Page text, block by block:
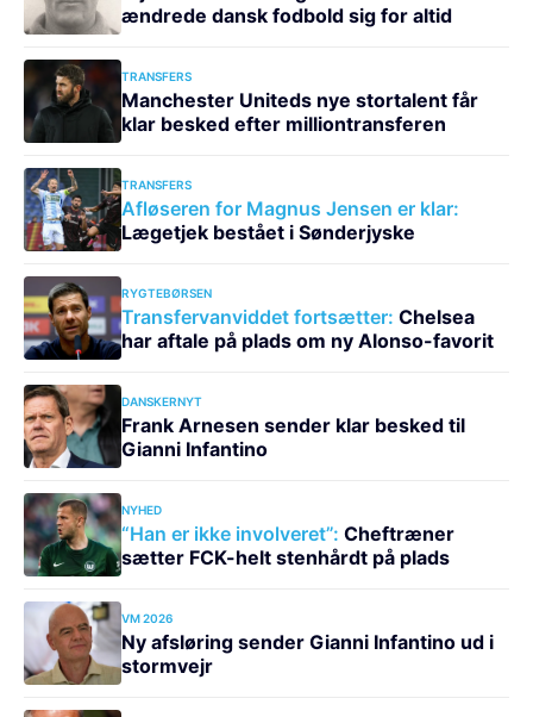
ændrede dansk fodbold sig for altid
TRANSFERS
Manchester Uniteds nye stortalent får
klar besked efter milliontransferen
TRANSFERS
Afløseren for Magnus Jensen er klar:
Lægetjek bestået i Sønderjyske
RYGTEBØRSEN
Transfervanviddet fortsætter: Chelsea
har aftale på plads om ny Alonso-favorit
DANSKERNYT
Frank Arnesen sender klar besked til
Gianni Infantino
NYHED
“Han er ikke involveret”: Cheftræner
sætter FCK-helt stenhårdt på plads
VM 2026
Ny afsløring sender Gianni Infantino ud i
stormvejr